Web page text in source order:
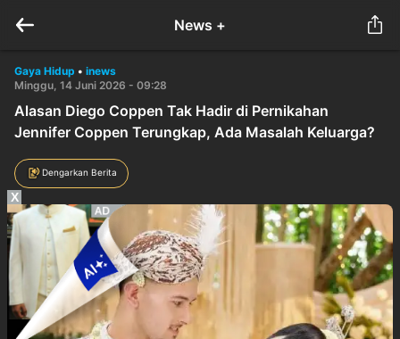
News +
Gaya Hidup • inews
Minggu, 14 Juni 2026 - 09:28
Alasan Diego Coppen Tak Hadir di Pernikahan
Jennifer Coppen Terungkap, Ada Masalah Keluarga?
Dengarkan Berita
X